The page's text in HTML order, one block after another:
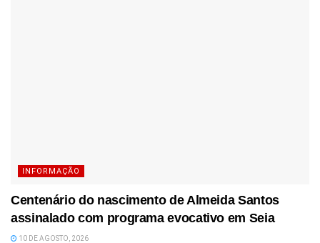
INFORMAÇÃO
Centenário do nascimento de Almeida Santos
assinalado com programa evocativo em Seia
10 DE AGOSTO, 2026